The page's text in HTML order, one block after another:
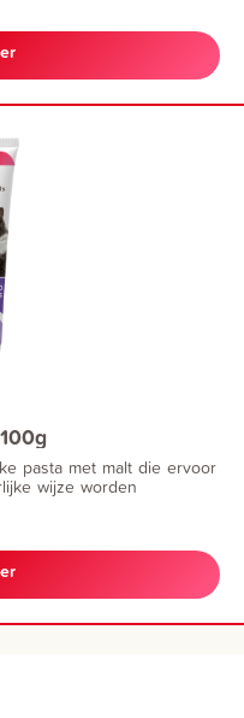
pasta met malt die ervoor
wijze worden